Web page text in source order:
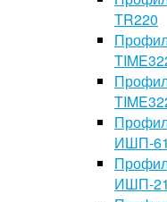
TR220
ИШП-
ИШП-